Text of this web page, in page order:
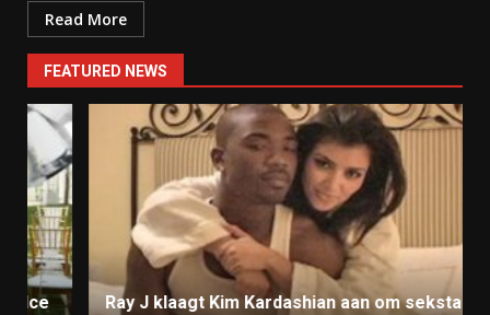
Read More
FEATURED NEWS
Ray J klaagt Kim Kardashian aan om sekstape